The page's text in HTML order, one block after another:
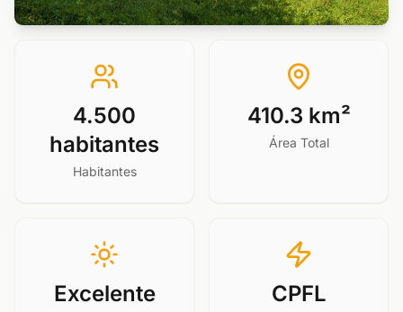
4.500
habitantes
Habitantes
410.3 km²
Área Total
Excelente CPFL